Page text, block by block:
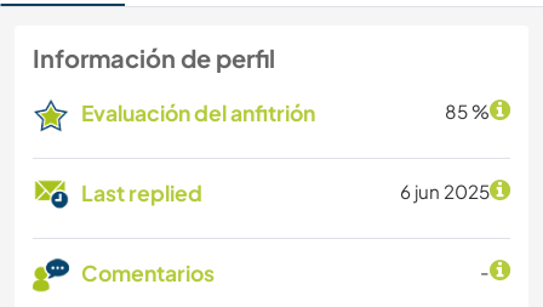
Información de perfil
Evaluación del anfitrión 85 %
Last replied 6 jun 2025
Comentarios -